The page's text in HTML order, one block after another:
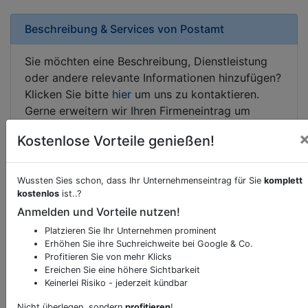
Beschreibung & Services von Postamt
Sie möchten eine Beschreibung, Dienstleistung
oder andere relevante Informationen hinzufügen?
Klicken Sie bitte hier um uns zu kontaktieren.
Gerne erweitern wir Ihren Firmeneintrag um
Ihr Unternehmen anbietet und womit Sie sich von
Ihren Wettbewerbern abheben.
Kartenansicht Bahnhofplatz 1ainSt. Pölten
Kostenlose Vorteile genießen!
Wussten Sies schon, dass Ihr Unternehmenseintrag für Sie komplett
kostenlos ist..?
Anmelden und Vorteile nutzen!
Platzieren Sie Ihr Unternehmen prominent
Erhöhen Sie ihre Suchreichweite bei Google & Co.
Profitieren Sie von mehr Klicks
Ereichen Sie eine höhere Sichtbarkeit
Keinerlei Risiko - jederzeit kündbar